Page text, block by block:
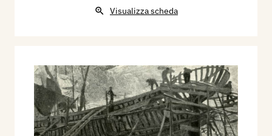
Visualizza scheda